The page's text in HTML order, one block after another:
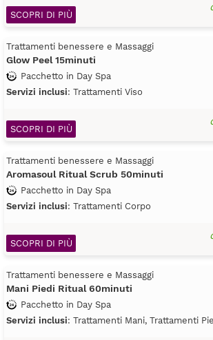
SCOPRI DI PIÙ
Trattamenti benessere e Massaggi
Glow Peel 15minuti
Pacchetto in Day Spa
Servizi inclusi: Trattamenti Viso
SCOPRI DI PIÙ
Trattamenti benessere e Massaggi
Aromasoul Ritual Scrub 50minuti
Pacchetto in Day Spa
Servizi inclusi: Trattamenti Corpo
SCOPRI DI PIÙ
Trattamenti benessere e Massaggi
Mani Piedi Ritual 60minuti
Pacchetto in Day Spa
Servizi inclusi: Trattamenti Mani, Trattamenti